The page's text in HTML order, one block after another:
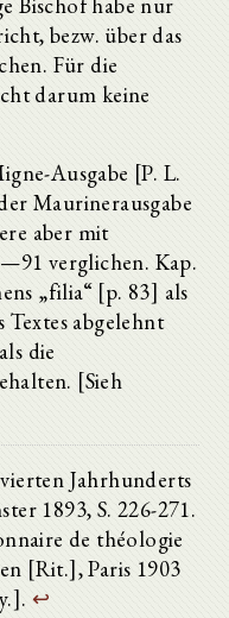
bezw. über das
Für die
darum keine
Ausgabe [P. L.
Maurinerausgabe
aber mit
verglichen. Kap.
„filia“ [p. 83] als
Textes abgelehnt
die
[Sieh
Jahrhunderts
1893, S. 226-271.
de théologie
[Rit.], Paris 1903
↩